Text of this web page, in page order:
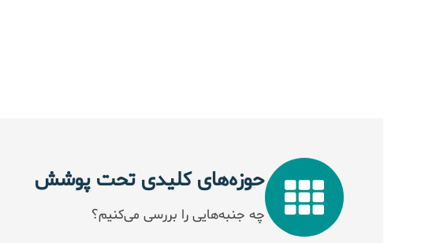
حوزه‌های کلیدی تحت پوشش
چه جنبه‌هایی را بررسی می‌کنیم؟